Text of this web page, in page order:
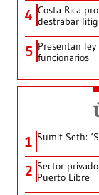
4 Costa Rica
destrabar
5 Presentan
funcionarios
1 Sumit Seth:
2 Sector
Puerto Libre